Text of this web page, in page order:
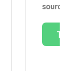
source